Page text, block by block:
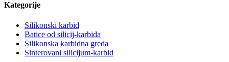
Kategorije
Silikonski karbid
Batice od silicij-karbida
Silikonska karbidna greda
Sinterovani silicijum-karbid